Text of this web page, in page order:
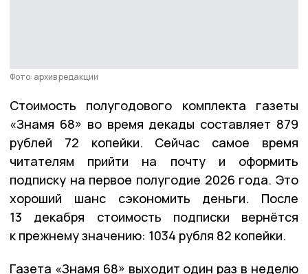
Фото: архив редакции
Стоимость полугодового комплекта газеты
«Знамя 68» во время декады составляет 879
рублей 72 копейки. Сейчас самое время
читателям прийти на почту и оформить
подписку на первое полугодие 2026 года. Это
хороший шанс сэкономить деньги. После
13 декабря стоимость подписки вернётся
к прежнему значению: 1034 рубля 82 копейки.
Газета «Знамя 68» выходит один раз в неделю